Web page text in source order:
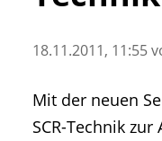
• Messen und
• Agritechnica
• Artikel nach
18.11.2011, 11:55
Mit der neuen
SCR-Technik